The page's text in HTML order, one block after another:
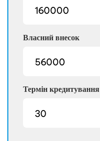
Власний внесок
Термін кредитування